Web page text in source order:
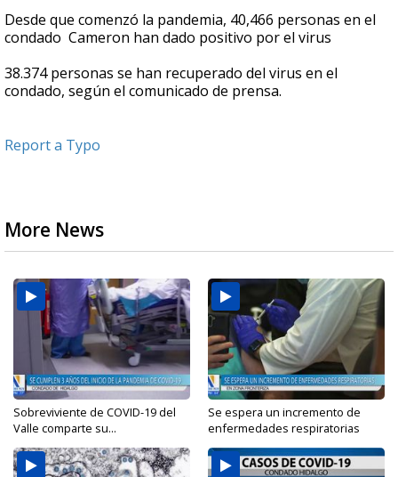
Desde que comenzó la pandemia, 40,466 personas en el
condado Cameron han dado positivo por el virus
38.374 personas se han recuperado del virus en el
condado, según el comunicado de prensa.
Report a Typo
More News
Sobreviviente de COVID-19 del
Valle comparte su...
Se espera un incremento de
enfermedades respiratorias